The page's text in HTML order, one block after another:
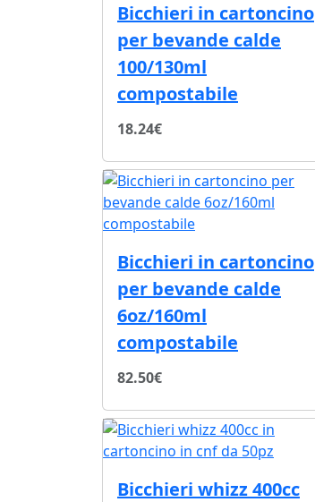
Bicchieri in cartoncino
per bevande calde
100/130ml
compostabile
18.24€
Bicchieri in cartoncino
per bevande calde
6oz/160ml
compostabile
82.50€
Bicchieri whizz 400cc